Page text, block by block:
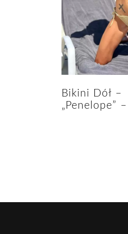
Bikini Dół –
„Penelope”